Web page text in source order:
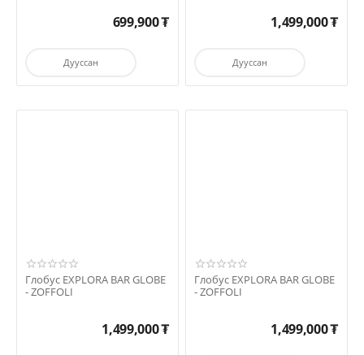
699,900₮
Дууссан
1,499,000₮
Дууссан
Глобус EXPLORA BAR GLOBE
- ZOFFOLI
1,499,000₮
Глобус EXPLORA BAR GLOBE
- ZOFFOLI
1,499,000₮